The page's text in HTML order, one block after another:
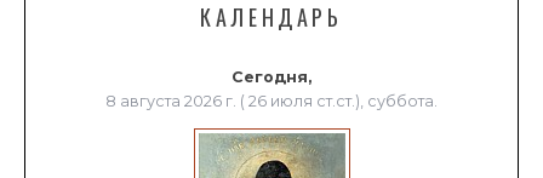
КАЛЕНДАРЬ
Сегодня,
8 августа 2026 г. ( 26 июля ст.ст.), суббота.